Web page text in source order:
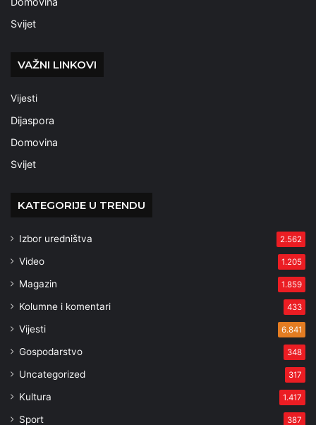
Svijet
VAŽNI LINKOVI
Vijesti
Dijaspora
Domovina
Svijet
KATEGORIJE U TRENDU
Izbor uredništva 2.562
Video 1.205
Magazin 1.859
Kolumne i komentari 433
Vijesti 6.841
Gospodarstvo 348
Uncategorized 317
Kultura 1.417
Sport 387